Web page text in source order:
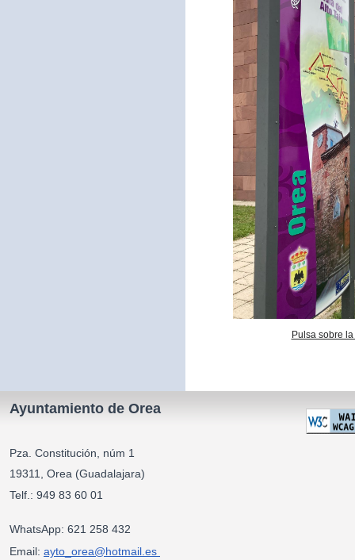
Pulsa sobre
Ayuntamiento de Orea
Pza. Constitución, núm 1
19311, Orea (Guadalajara)
Telf.: 949 83 60 01
WhatsApp: 621 258 432
Email: ayto_orea@hotmail.es